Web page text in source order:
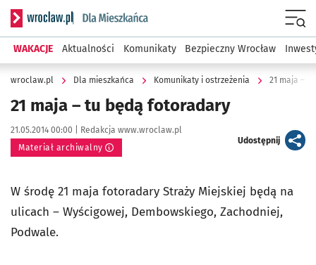
Serwis informacyjny wroclaw.pl podserwis: Dla mieszkańca
WAKACJE Aktualności Komunikaty Bezpieczny Wrocław
wroclaw.pl Dla mieszkańca Komunikaty i ostrzeżenia 21 maja –
21 maja – tu będą fotoradary
Data publikacji:
21.05.2014 00:00 | Autor:
Redakcja www.wroclaw.pl
Materiał archiwalny
Udostępnijartykuł
W środę 21 maja fotoradary Straży Miejskiej będą na
ulicach – Wyścigowej, Dembowskiego, Zachodniej,
Podwale.